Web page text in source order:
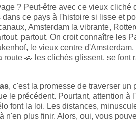
? Peut-être avec ce vieux
ce pays à l'histoire si lisse et
Amsterdam la vibrante,
partout. On croit connaître les
le vieux centre
route 🚗 les clichés glissent, se font
, c'est la promesse de traverser
le précédent. Pourtant, attention à
font la loi. Les distances,
n'en plus finir. Alors, oui, vous